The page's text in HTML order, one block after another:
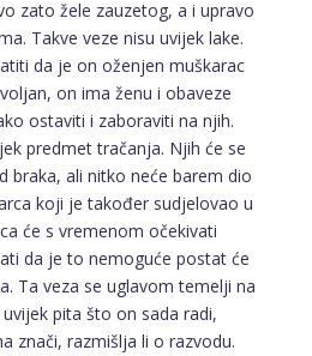
zato žele zauzetog, a i upravo
Takve veze nisu uvijek lake.
da je on oženjen muškarac
on ima ženu i obaveze
ostaviti i zaboraviti na njih.
predmet tračanja. Njih će se
braka, ali nitko neće barem dio
koji je također sudjelovao u
će s vremenom očekivati
da je to nemoguće postat će
Ta veza se uglavom temelji na
pita što on sada radi,
znači, razmišlja li o razvodu.